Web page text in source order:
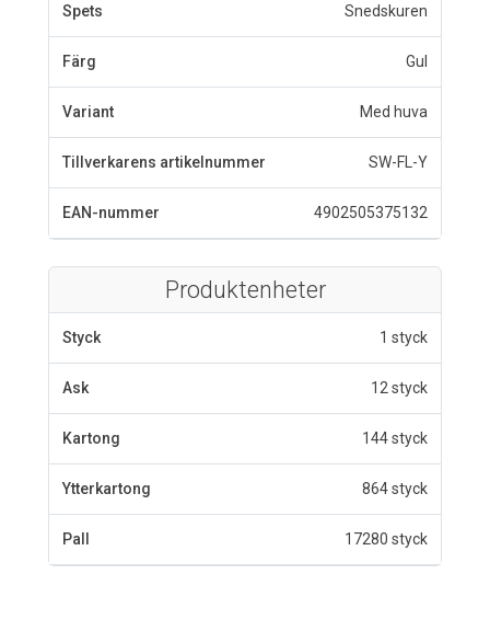
Spets Snedskuren
Färg Gul
Variant Med huva
Tillverkarens artikelnummer SW-FL-Y
EAN-nummer 4902505375132
Produktenheter
Styck 1 styck
Ask 12 styck
Kartong 144 styck
Ytterkartong 864 styck
Pall 17280 styck